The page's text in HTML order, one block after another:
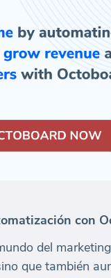
con
del
que también